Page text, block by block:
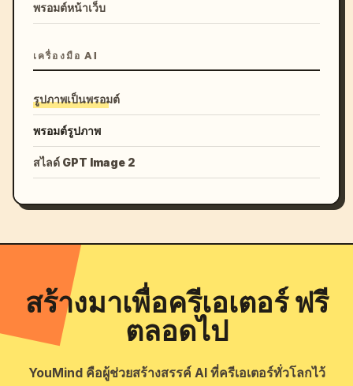
พรอมต์หน้าเว็บ
เครื่องมือ AI
รูปภาพเป็นพรอมต์
พรอมต์รูปภาพ
สไลด์ GPT Image 2
สร้างมาเพื่อครีเอเตอร์ ฟรี
ตลอดไป
YouMind คือผู้ช่วยสร้างสรรค์ AI ที่ครีเอเตอร์ทั่วโลกไว้